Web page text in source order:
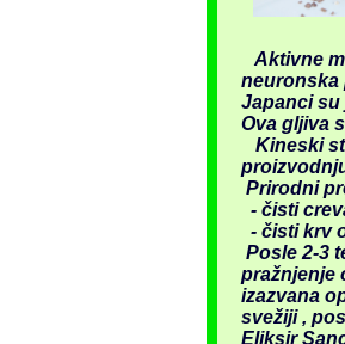
Aktivne
neuronska
Japanci su
Ova gljiva
Kineski
Prirodni
- čisti
- čisti krv
Posle 2-3
pražnjenje
izazvana
svežiji ,
Eliksir